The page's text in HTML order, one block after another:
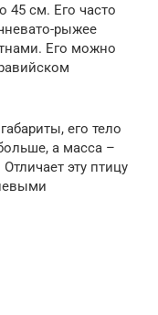
45 см. Его часто
рыжее
Его можно
его тело
а масса –
эту птицу